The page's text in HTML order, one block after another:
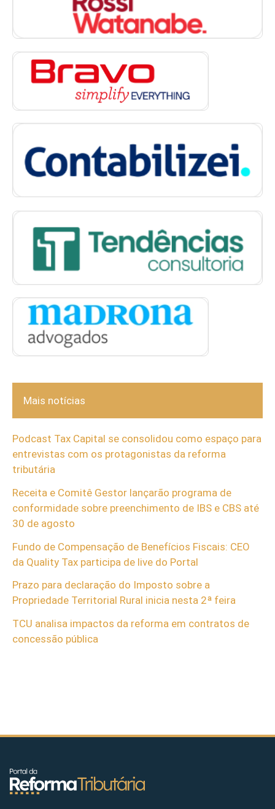
Mais notícias
Podcast Tax Capital se consolidou como espaço para
entrevistas com os protagonistas da reforma
tributária
Receita e Comitê Gestor lançarão programa de
conformidade sobre preenchimento de IBS e CBS até
30 de agosto
Fundo de Compensação de Benefícios Fiscais: CEO
da Quality Tax participa de live do Portal
Prazo para declaração do Imposto sobre a
Propriedade Territorial Rural inicia nesta 2ª feira
TCU analisa impactos da reforma em contratos de
concessão pública